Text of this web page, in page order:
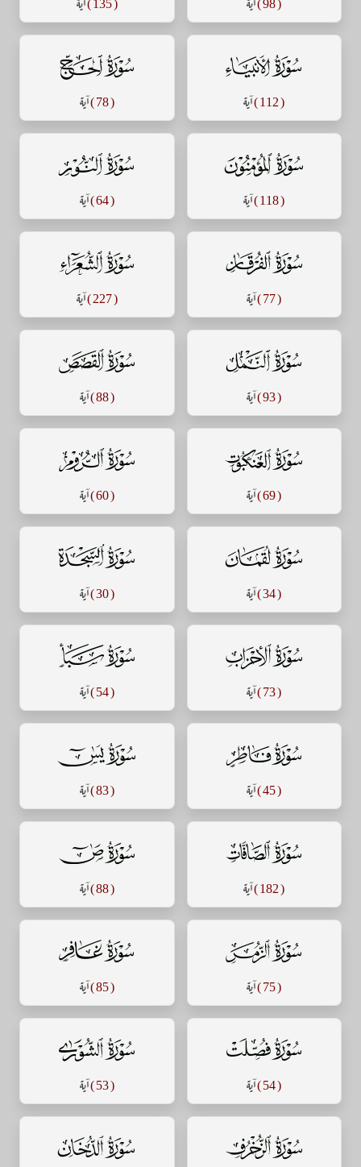
سورة الأنبياء
( 112 ) آية
سورة الحج
( 78 ) آية
سورة المؤمنون
( 118 ) آية
سورة النور
( 64 ) آية
سورة الفرقان
( 77 ) آية
سورة الشعراء
( 227 ) آية
سورة النمل
( 93 ) آية
سورة القصص
( 88 ) آية
سورة العنكبوت
( 69 ) آية
سورة الروم
( 60 ) آية
سورة لقمان
( 34 ) آية
سورة السجدة
( 30 ) آية
سورة الأحزاب
( 73 ) آية
سورة سبأ
( 54 ) آية
سورة فاطر
( 45 ) آية
سورة يس
( 83 ) آية
سورة الصافات
( 182 ) آية
سورة ص
( 88 ) آية
سورة الزمر
( 75 ) آية
سورة غافر
( 85 ) آية
سورة فصلت
( 54 ) آية
سورة الشورى
( 53 ) آية
سورة الزخرف سورة الدخان